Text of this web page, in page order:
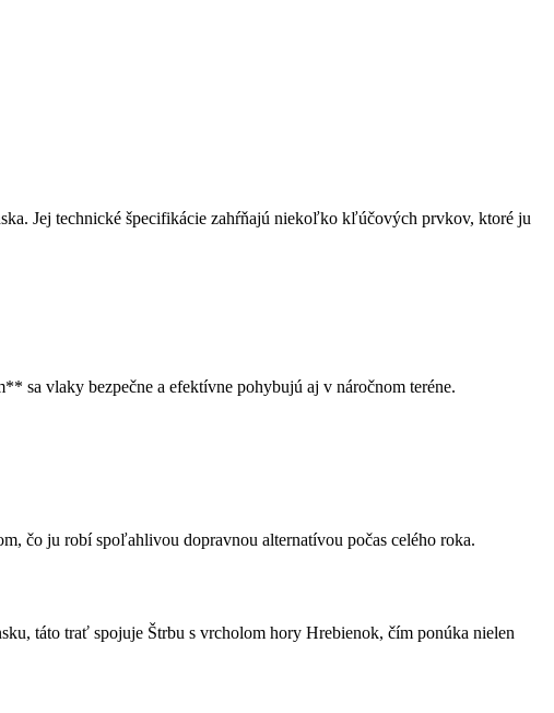
Jej technické špecifikácie zahŕňajú niekoľko kľúčových prvkov, ktoré ju
sa vlaky bezpečne a efektívne pohybujú aj v náročnom teréne.
čo ju robí spoľahlivou dopravnou alternatívou počas celého roka.
táto trať spojuje Štrbu s vrcholom hory Hrebienok, čím ponúka nielen